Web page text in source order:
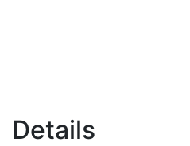
Details